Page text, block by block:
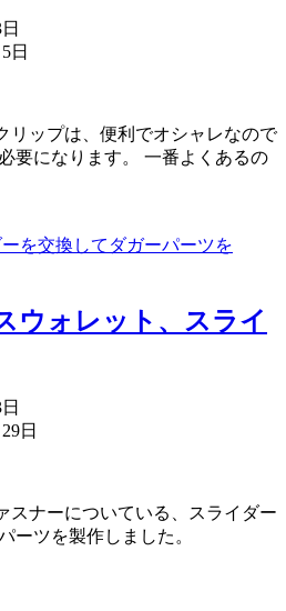
日
リップは、便利でオシャレなので
要になります。 一番よくあるの
ウォレット、スライ
日
スナーについている、スライダー
ーツを製作しました。